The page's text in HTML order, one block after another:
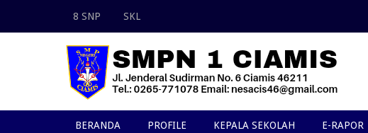
8 SNP SKL
BERANDA PROFILE KEPALA SEKOLAH E-RAPOR